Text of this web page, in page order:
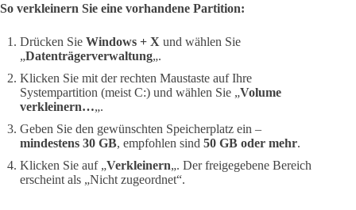
So verkleinern Sie eine vorhandene Partition:
Drücken Sie Windows + X und wählen Sie
„Datenträgerverwaltung„.
Klicken Sie mit der rechten Maustaste auf Ihre
Systempartition (meist C:) und wählen Sie „Volume
verkleinern…„.
Geben Sie den gewünschten Speicherplatz ein –
mindestens 30 GB, empfohlen sind 50 GB oder mehr.
Klicken Sie auf „Verkleinern„. Der freigegebene Bereich
erscheint als „Nicht zugeordnet“.